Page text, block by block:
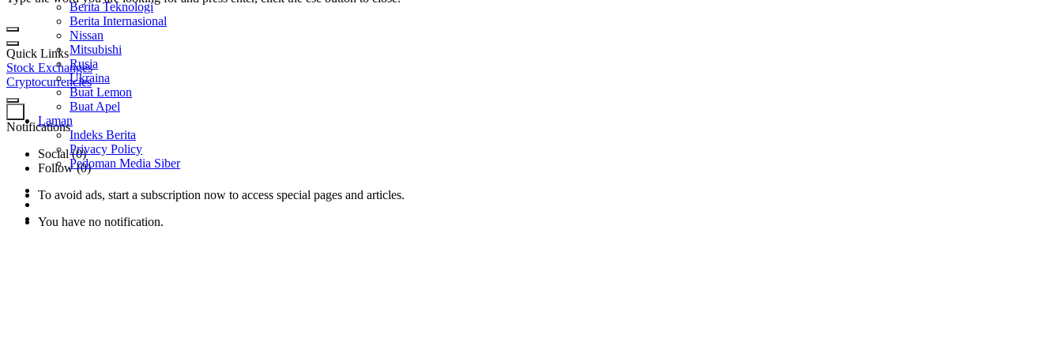
Quick Links
Stock Exchanges
Cryptocurrencies
Notifications
Social (0)
Follow (0)
To avoid ads, start a subscription now to access special pages and articles.
You have no notification.
Berita Teknologi
Berita Internasional
Nissan
Mitsubishi
Rusia
Ukraina
Buat Lemon
Buat Apel
Laman
Indeks Berita
Privacy Policy
Pedoman Media Siber